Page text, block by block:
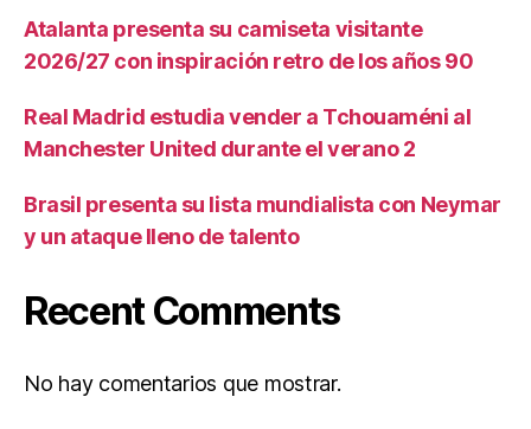
Atalanta presenta su camiseta visitante
2026/27 con inspiración retro de los años 90
Real Madrid estudia vender a Tchouaméni al
Manchester United durante el verano 2
Brasil presenta su lista mundialista con Neymar
y un ataque lleno de talento
Recent Comments
No hay comentarios que mostrar.